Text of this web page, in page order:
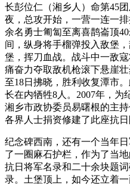
长彭位仁（湘乡人）命第45
夜，总攻开始，一营一连一
余名勇士匍匐至离喜鹊崙顶
间，纵身将手榴弹投入敌堡
堡，挥刀血战。战斗中一敌
痛奋力夺取敌机枪滚下悬崖
至18日拂晓，胜利收复潭市
长在内牺牲8人。2007年，为
湘乡市政协委员易曙根的主
各界人士捐资修建了此座抗日
纪念碑西南，还有一个当年
了一圈麻石护栏，作为了当
抗日将军名录和二十余块题
录。土堡顶上，如今还立着